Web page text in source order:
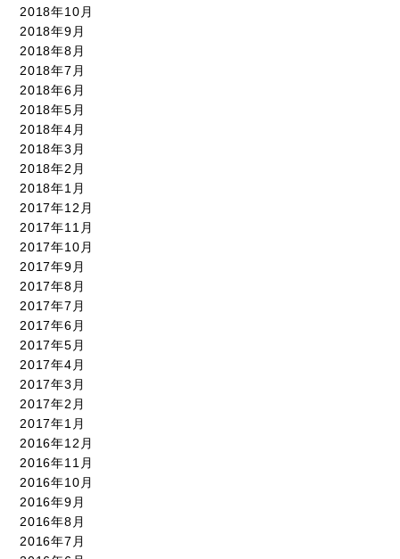
2018年10月
2018年9月
2018年8月
2018年7月
2018年6月
2018年5月
2018年4月
2018年3月
2018年2月
2018年1月
2017年12月
2017年11月
2017年10月
2017年9月
2017年8月
2017年7月
2017年6月
2017年5月
2017年4月
2017年3月
2017年2月
2017年1月
2016年12月
2016年11月
2016年10月
2016年9月
2016年8月
2016年7月